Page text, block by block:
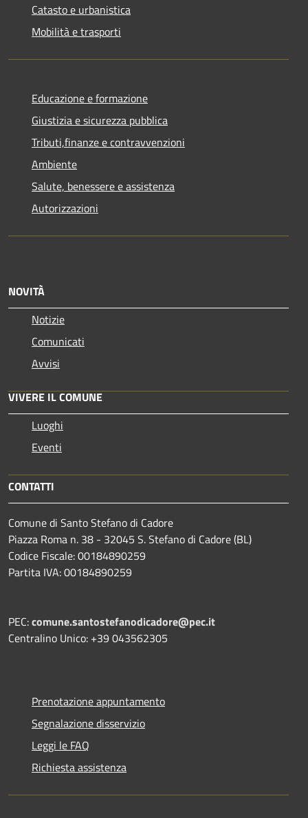
Catasto e urbanistica
Mobilità e trasporti
Educazione e formazione
Giustizia e sicurezza pubblica
Tributi,finanze e contravvenzioni
Ambiente
Salute, benessere e assistenza
Autorizzazioni
NOVITÀ
Notizie
Comunicati
Avvisi
VIVERE IL COMUNE
Luoghi
Eventi
CONTATTI
Comune di Santo Stefano di Cadore
Piazza Roma n. 38 - 32045 S. Stefano di Cadore (BL)
Codice Fiscale: 00184890259
Partita IVA: 00184890259
PEC:comune.santostefanodicadore@pec.it
Centralino Unico: +39 043562305
Prenotazione appuntamento
Segnalazione disservizio
Leggi le FAQ
Richiesta assistenza